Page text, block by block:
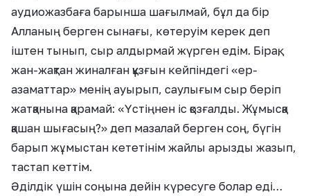
аудиожазбаға барынша шағылмай, бұл да бір
Алланың берген сынағы, көтеруім керек деп
іштен тынып, сыр алдырмай жүрген едім. Бірақ,
жан-жақтан жиналған құзғын кейпіндегі «ер-
азаматтар» менің ауырып, саулығым сыр беріп
жатқанына қарамай: «Үстіңнен іс қозғалды. Жұмысқа
қашан шығасың?» деп мазалай берген соң, бүгін
барып жұмыстан кететінім жайлы арызды жазып,
тастап кеттім.
Әділдік үшін соңына дейін күресуге болар еді…